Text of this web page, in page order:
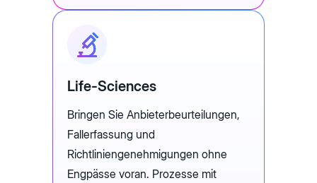
Life-Sciences
Bringen Sie Anbieterbeurteilungen,
Fallerfassung und
Richtliniengenehmigungen ohne
Engpässe voran. Prozesse mit